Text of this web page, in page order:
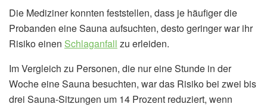
Die Mediziner konnten feststellen, dass je häufiger die
Probanden eine Sauna aufsuchten, desto geringer war ihr
Risiko einen Schlaganfall zu erleiden.
Im Vergleich zu Personen, die nur eine Stunde in der
Woche eine Sauna besuchten, war das Risiko bei zwei bis
drei Sauna-Sitzungen um 14 Prozent reduziert, wenn